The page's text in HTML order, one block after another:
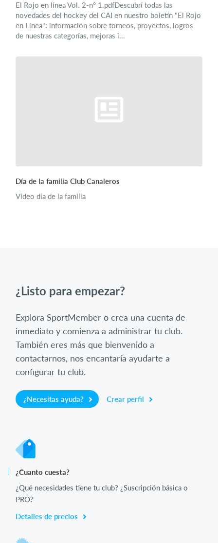
El Rojo en línea Vol. 2-n° 1.pdfDescubrí todas las
novedades del hockey del CAI en nuestro boletín "El Rojo
en Línea": información sobre torneos, proyectos, logros
de nuestras categorías, mejoras i...
Día de la familia Club Canaleros
Video día de la familia
¿Listo para empezar?
Explora SportMember o crea una cuenta de
inmediato y comienza a administrar tu club.
También eres más que bienvenido a
contactarnos, nos encantaría ayudarte a
configurar tu club.
¿Necesitas ayuda? Crear perfil
¿Cuanto cuesta?
¿Qué necesidades tiene tu club? ¿Suscripción básica o
PRO?
Detalles de precios